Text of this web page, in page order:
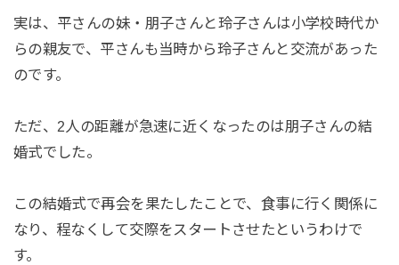
実は、平さんの妹・朋子さんと玲子さんは小学校時代か
らの親友で、平さんも当時から玲子さんと交流があった
のです。
ただ、2人の距離が急速に近くなったのは朋子さんの結
婚式でした。
この結婚式で再会を果たしたことで、食事に行く関係に
なり、程なくして交際をスタートさせたというわけで
す。